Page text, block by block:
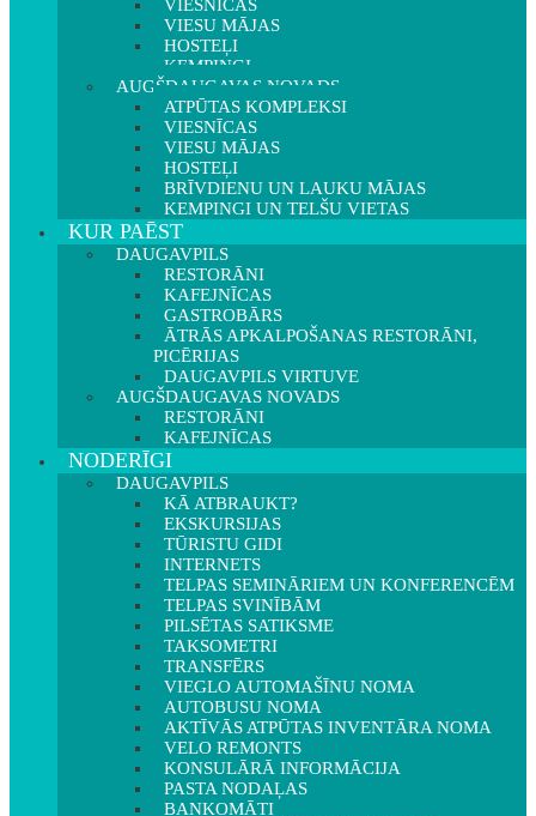
VIESNĪCAS
VIESU MĀJAS
HOSTEĻI
KEMPINGI
AUGŠDAUGAVAS NOVADS
ATPŪTAS KOMPLEKSI
VIESNĪCAS
VIESU MĀJAS
HOSTEĻI
BRĪVDIENU UN LAUKU MĀJAS
KEMPINGI UN TELŠU VIETAS
KUR PAĒST
DAUGAVPILS
RESTORĀNI
KAFEJNĪCAS
GASTROBĀRS
ĀTRĀS APKALPOŠANAS RESTORĀNI,
PICĒRIJAS
DAUGAVPILS VIRTUVE
AUGŠDAUGAVAS NOVADS
RESTORĀNI
KAFEJNĪCAS
NODERĪGI
DAUGAVPILS
KĀ ATBRAUKT?
EKSKURSIJAS
TŪRISTU GIDI
INTERNETS
TELPAS SEMINĀRIEM UN KONFERENCĒM
TELPAS SVINĪBĀM
PILSĒTAS SATIKSME
TAKSOMETRI
TRANSFĒRS
VIEGLO AUTOMAŠĪNU NOMA
AUTOBUSU NOMA
AKTĪVĀS ATPŪTAS INVENTĀRA NOMA
VELO REMONTS
KONSULĀRĀ INFORMĀCIJA
PASTA NODAĻAS
BANKOMĀTI